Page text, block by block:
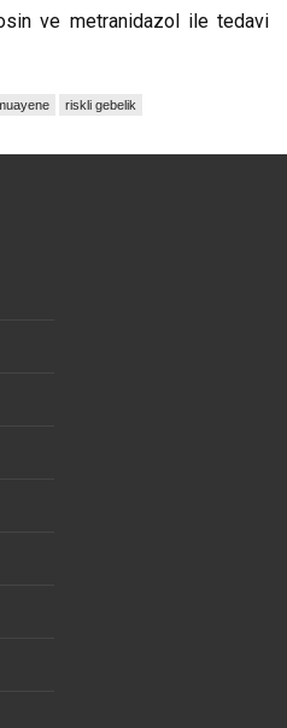
ve metranidazol ile tedavi
riskli gebelik